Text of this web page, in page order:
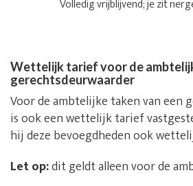
Volledig vrijblijvend; je zit
Wettelijk tarief voor de
gerechtsdeurwaarder
Voor de ambtelijke taken van een
is ook een wettelijk tarief
hij deze bevoegdheden ook
Let op:dit geldt alleen voor de